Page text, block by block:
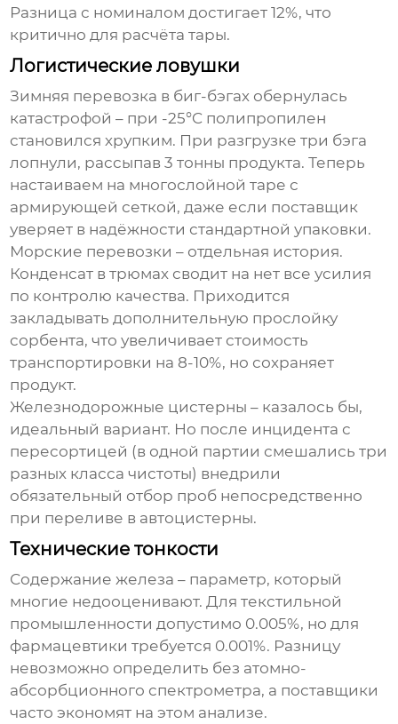
Разница с номиналом достигает 12%, что
критично для расчёта тары.
Логистические ловушки
Зимняя перевозка в биг-бэгах обернулась
катастрофой – при -25°C полипропилен
становился хрупким. При разгрузке три бэга
лопнули, рассыпав 3 тонны продукта. Теперь
настаиваем на многослойной таре с
армирующей сеткой, даже если поставщик
уверяет в надёжности стандартной упаковки.
Морские перевозки – отдельная история.
Конденсат в трюмах сводит на нет все усилия
по контролю качества. Приходится
закладывать дополнительную прослойку
сорбента, что увеличивает стоимость
транспортировки на 8-10%, но сохраняет
продукт.
Железнодорожные цистерны – казалось бы,
идеальный вариант. Но после инцидента с
пересортицей (в одной партии смешались три
разных класса чистоты) внедрили
обязательный отбор проб непосредственно
при переливе в автоцистерны.
Технические тонкости
Содержание железа – параметр, который
многие недооценивают. Для текстильной
промышленности допустимо 0.005%, но для
фармацевтики требуется 0.001%. Разницу
невозможно определить без атомно-
абсорбционного спектрометра, а поставщики
часто экономят на этом анализе.